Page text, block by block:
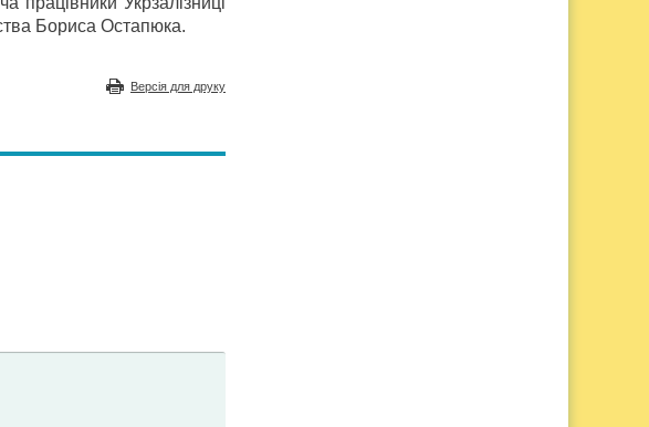
Бориса Остапюка.
Версія для друку